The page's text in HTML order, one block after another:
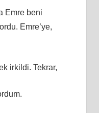
Emre beni
Emre’ye,
irkildi. Tekrar,